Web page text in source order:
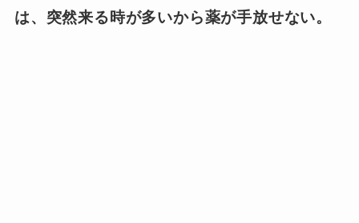
は、突然来る時が多いから薬が手放せない。